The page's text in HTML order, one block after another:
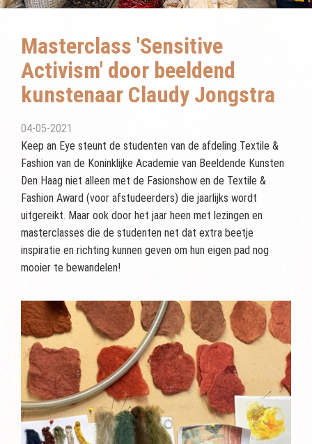
Masterclass 'Sensitive
Activism' door beeldend
kunstenaar Claudy Jongstra
04-05-2021
Keep an Eye steunt de studenten van de afdeling Textile &
Fashion van de Koninklijke Academie van Beeldende Kunsten
Den Haag niet alleen met de Fasionshow en de Textile &
Fashion Award (voor afstudeerders) die jaarlijks wordt
uitgereikt. Maar ook door het jaar heen met lezingen en
masterclasses die de studenten net dat extra beetje
inspiratie en richting kunnen geven om hun eigen pad nog
mooier te bewandelen!